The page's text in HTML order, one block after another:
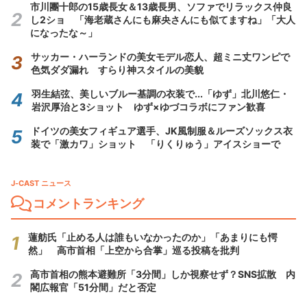
市川團十郎の15歳長女＆13歳長男、ソファでリラックス仲良
し2ショ 「海老蔵さんにも麻央さんにも似てますね」「大人
になったな～」
サッカー・ハーランドの美女モデル恋人、超ミニ丈ワンピで
色気ダダ漏れ すらり神スタイルの美貌
羽生結弦、美しいブルー基調の衣装で...「ゆず」北川悠仁・
岩沢厚治と3ショット ゆず×ゆづコラボにファン歓喜
ドイツの美女フィギュア選手、JK風制服＆ルーズソックス衣
装で「激カワ」ショット 「りくりゅう」アイスショーで
J-CAST ニュース
コメントランキング
蓮舫氏「止める人は誰もいなかったのか」「あまりにも愕
然」 高市首相「上空から合掌」巡る投稿を批判
高市首相の熊本避難所「3分間」しか視察せず？SNS拡散 内
閣広報官「51分間」だと否定